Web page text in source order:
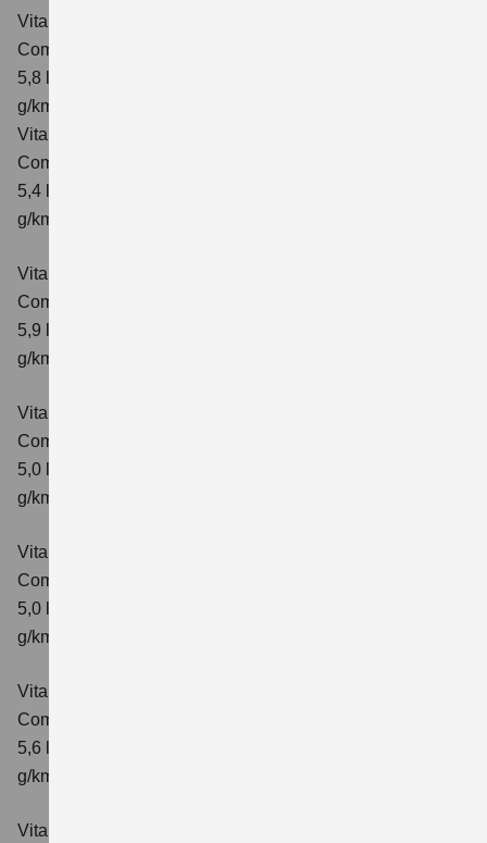
Vitara 1.4 BOOSTERJET HYBRID ALLGRIP AT
Comfort
5,8 l/100 km; kombinierter Wert der CO₂-Emission: 137
g/km; CO₂-Klasse: E
Vitara 1.4 BOOSTERJET HYBRID ALLGRIP
Comfort+ Verbrauchswerte: kombinierter Energieverbrauch
5,4 l/100km; kombinierter Wert der CO₂-Emission: 129
g/km; CO₂-Klasse: D
Vitara 1.4 BOOSTERJET HYBRID ALLGRIP AT
Comfort+
5,9 l/100 km; kombinierter Wert der CO₂-Emission: 138
g/km; CO₂-Klasse: E
Vitara 1.5 DUALJET HYBRID AGS
Comfort
5,0 l/100km; kombinierter Wert der CO₂-Emission: 113
g/km; CO₂-Klasse: C
Vitara 1.5 DUALJET HYBRID AGS
Comfort+
5,0 l/100km; kombinierter Wert der CO₂-Emission: 114
g/km; CO₂-Klasse: C
Vitara 1.5 DUALJET HYBRID ALLGRIP AGS
Comfort
5,6 l/100km; kombinierter Wert der CO₂-Emission: 126
g/km; CO₂-Klasse: D
Vitara 1.5 DUALJET HYBRID ALLGRIP AGS